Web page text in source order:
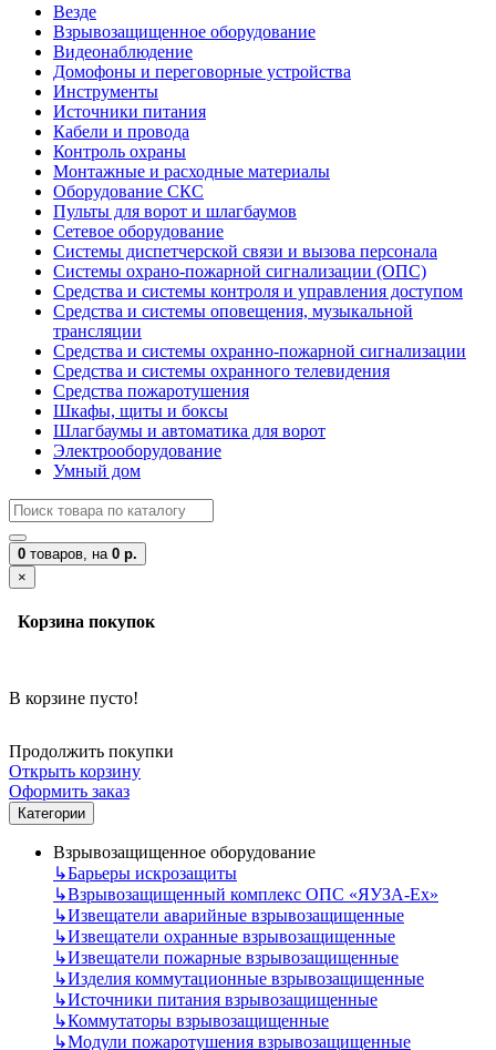
Везде
Взрывозащищенное оборудование
Видеонаблюдение
Домофоны и переговорные устройства
Инструменты
Источники питания
Кабели и провода
Контроль охраны
Монтажные и расходные материалы
Оборудование СКС
Пульты для ворот и шлагбаумов
Сетевое оборудование
Системы диспетчерской связи и вызова персонала
Системы охрано-пожарной сигнализации (ОПС)
Средства и системы контроля и управления доступом
Средства и системы оповещения, музыкальной
трансляции
Средства и системы охранно-пожарной сигнализации
Средства и системы охранного телевидения
Средства пожаротушения
Шкафы, щиты и боксы
Шлагбаумы и автоматика для ворот
Электрооборудование
Умный дом
0 товаров, на 0 р.
×
Корзина покупок
В корзине пусто!
Продолжить покупки
Открыть корзину
Оформить заказ
Категории
Взрывозащищенное оборудование
↳Барьеры искрозащиты
↳Взрывозащищенный комплекс ОПС «ЯУЗА-Ех»
↳Извещатели аварийные взрывозащищенные
↳Извещатели охранные взрывозащищенные
↳Извещатели пожарные взрывозащищенные
↳Изделия коммутационные взрывозащищенные
↳Источники питания взрывозащищенные
↳Коммутаторы взрывозащищенные
↳Модули пожаротушения взрывозащищенные